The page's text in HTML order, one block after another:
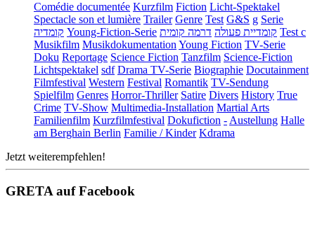
Comédie documentée Kurzfilm Fiction Licht-Spektakel
Spectacle son et lumière Trailer Genre Test G&S g Serie
קומדיה Young-Fiction-Serie קומדיית פעולה דרמה קומית
Test c
Musikfilm MusikdokumentationYoung Fiction TV-Serie
Doku Reportage Science Fiction Tanzfilm Science-Fiction
Lichtspektakel sdf Drama TV-Serie Biographie Docutainment
Filmfestival Western Festival Romantik TV-Sendung
Spielfilm Genres Horror-Thriller Satire Divers History True
Crime TV-Show Multimedia-Installation Martial Arts
Familienfilm Kurzfilmfestival Dokufiction -Austellung Halle
am Berghain Berlin Familie / Kinder Kdrama
Jetzt weiterempfehlen!
GRETA auf Facebook